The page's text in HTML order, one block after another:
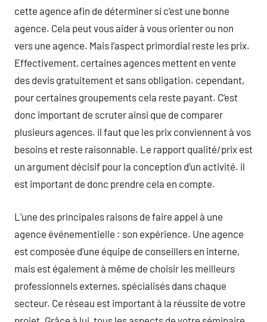
cette agence afin de déterminer si c’est une bonne
agence. Cela peut vous aider à vous orienter ou non
vers une agence. Mais l’aspect primordial reste les prix.
Effectivement, certaines agences mettent en vente
des devis gratuitement et sans obligation. cependant,
pour certaines groupements cela reste payant. C’est
donc important de scruter ainsi que de comparer
plusieurs agences. il faut que les prix conviennent à vos
besoins et reste raisonnable. Le rapport qualité/prix est
un argument décisif pour la conception d’un activité. il
est important de donc prendre cela en compte.
L’une des principales raisons de faire appel à une
agence événementielle : son expérience. Une agence
est composée d’une équipe de conseillers en interne,
mais est également à même de choisir les meilleurs
professionnels externes, spécialisés dans chaque
secteur. Ce réseau est important à la réussite de votre